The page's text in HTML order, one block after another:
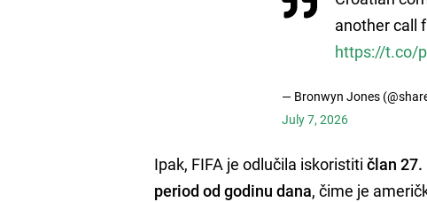
another call
https://t.co/
— Bronwyn Jones
July 7, 2026
Ipak, FIFA je odlučila iskoristitičlan
period od godinu dana, čime je